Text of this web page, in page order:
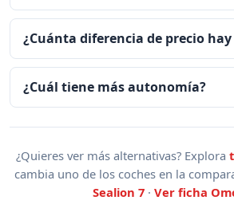
¿Cuánta diferencia de precio
¿Cuál tiene más autonomía?
¿Quieres ver más alternativas? Explora
cambia uno de los coches en la
Sealion 7· Ver ficha